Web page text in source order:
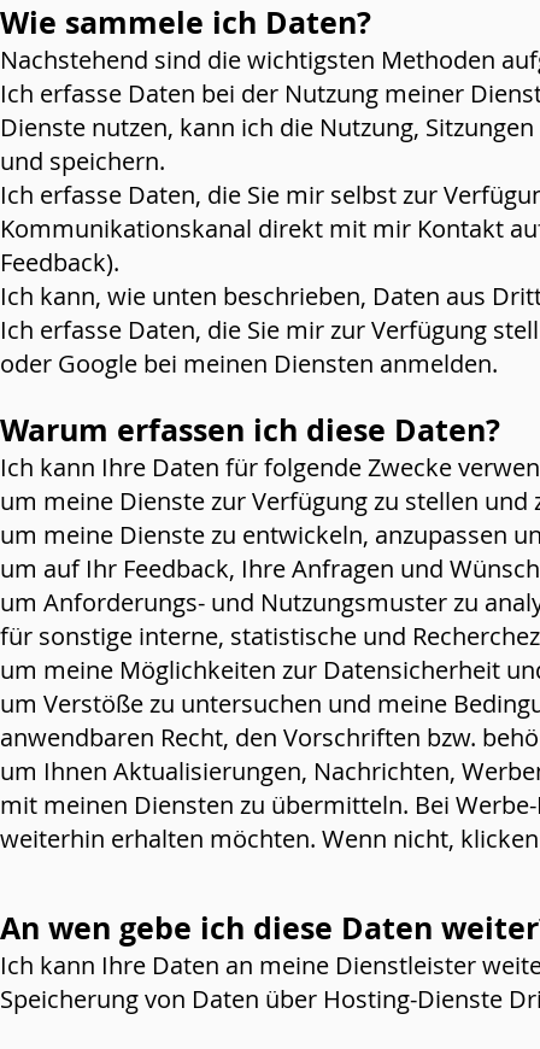
Wie sammele ich Daten?
Nachstehend sind die wichtigsten Methoden
Ich erfasse Daten bei der Nutzung meiner
Dienste nutzen, kann ich die Nutzung,
und speichern.
Ich erfasse Daten, die Sie mir selbst zur
Kommunikationskanal direkt mit mir Kontakt
Feedback).
Ich kann, wie unten beschrieben, Daten aus
Ich erfasse Daten, die Sie mir zur Verfügung
oder Google bei meinen Diensten anmelden.
Warum erfassen ich diese Daten?
Ich kann Ihre Daten für folgende Zwecke
um meine Dienste zur Verfügung zu stellen und
um meine Dienste zu entwickeln, anzupassen
um auf Ihr Feedback, Ihre Anfragen und
um Anforderungs- und Nutzungsmuster zu
für sonstige interne, statistische und
um meine Möglichkeiten zur Datensicherheit
um Verstöße zu untersuchen und meine
anwendbaren Recht, den Vorschriften bzw.
um Ihnen Aktualisierungen, Nachrichten,
mit meinen Diensten zu übermitteln. Bei
weiterhin erhalten möchten. Wenn nicht,
An wen gebe ich diese Daten
Ich kann Ihre Daten an meine Dienstleister
Speicherung von Daten über Hosting-Dienste